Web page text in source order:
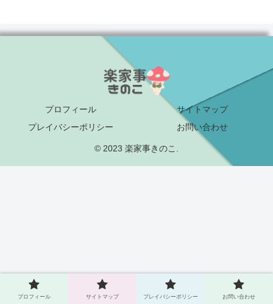
プロフィール
サイトマップ
プレイバシーポリシー
お問い合わせ
© 2023 楽家事きのこ.
プロフィール サイトマップ プレイバシーポリシー お問い合わせ